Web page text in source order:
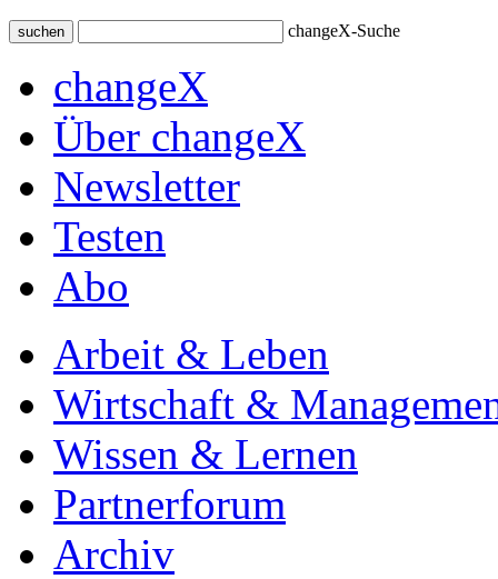
suchen changeX-Suche
changeX
Über changeX
Newsletter
Testen
Abo
Arbeit & Leben
Wirtschaft &
Wissen & Lernen
Partnerforum
Archiv